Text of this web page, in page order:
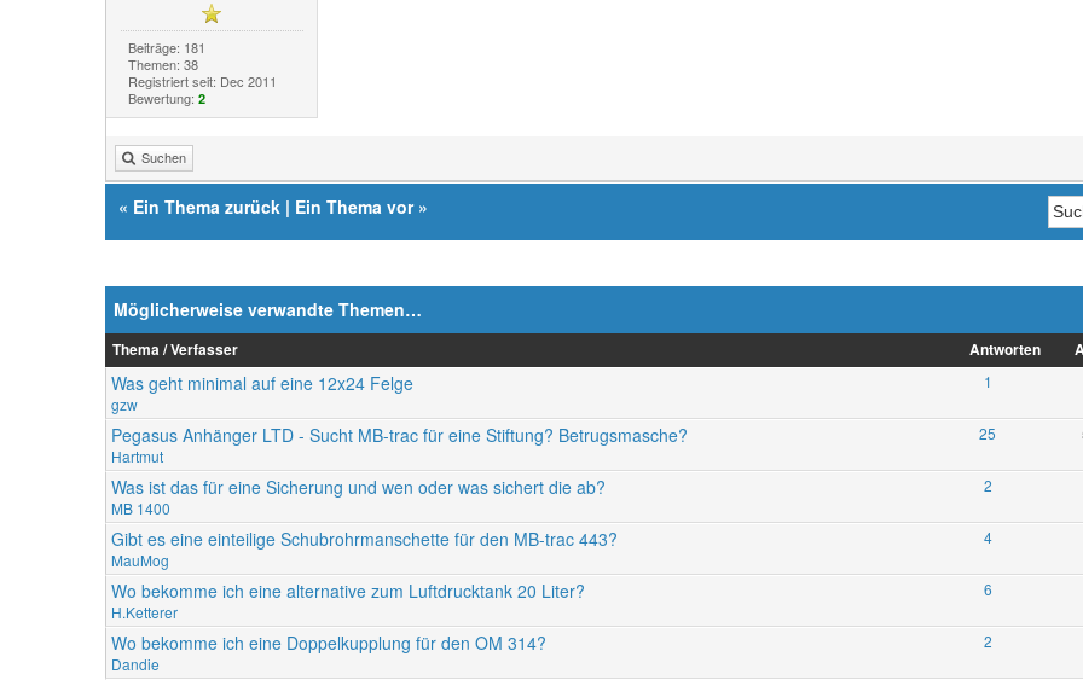
Beiträge: 181
Themen: 38
Registriert seit: Dec 2011
Bewertung: 2
Suchen
« Ein Thema zurück | Ein Thema vor»
Möglicherweise verwandte Themen…
Thema / Verfasser Antworten
Was geht minimal auf eine 12x24 Felge
gzw
1
Pegasus Anhänger LTD - Sucht MB-trac für eine Stiftung? Betrugsmasche?
Hartmut
25
Was ist das für eine Sicherung und wen oder was sichert die ab?
MB 1400
2
Gibt es eine einteilige Schubrohrmanschette für den MB-trac 443?
MauMog
4
Wo bekomme ich eine alternative zum Luftdrucktank 20 Liter?
H.Ketterer
6
Wo bekomme ich eine Doppelkupplung für den OM 314?
Dandie
2